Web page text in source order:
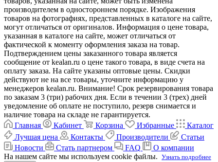
производителем в одностороннем порядке. Изображения
товаров на фотографиях, представленных в каталоге на сайте,
могут отличаться от оригиналов. Информация о цене товара,
указанная в каталоге на сайте, может отличаться от
фактической к моменту оформления заказа на товар.
Подтверждением цены заказанного товара является
сообщение от kealan.ru о цене такого товара, в виде счета на
оплату заказа. На сайте указаны оптовые цены. Скидки
действуют не на все товары, уточните информацию у
менеджеров kealan.ru. Внимание! Срок резервирования товара
по заказам 3 (три) рабочих дня. Если в течении 3 (трех) дней
уведомление об оплате не поступило, резерв снимается и
наличие товара на складе не гарантируется.
Главная
Кабинет Корзина Избранные
Каталог
Лучшая цена
Контакты Производители
Статьи
Новости
Стать партнером FAQ
О компании
На нашем сайте мы используем cookie файлы. Узнать подробнее